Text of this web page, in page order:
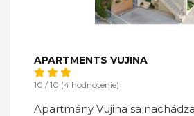
APARTMENTS VUJINA
10 / 10 (4 hodnotenie)
Apartmány Vujina sa